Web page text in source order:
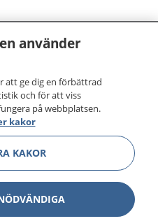
använder
att ge dig en förbättrad
och för att viss
på webbplatsen.
kakor
KAKOR